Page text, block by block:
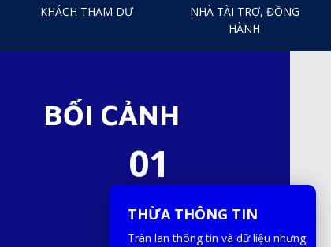
NHÀ TÀI TRỢ, ĐỒNG
HÀNH
KHÁCH THAM DỰ
THỪA THÔNG TIN
BỐI CẢNH
01
THỪA THÔNG TIN
Tràn lan thông tin và dữ liệu nhưng